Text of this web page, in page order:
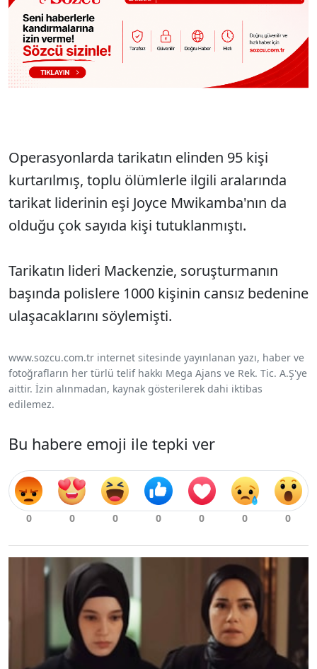
Operasyonlarda tarikatın elinden 95 kişi
kurtarılmış, toplu ölümlerle ilgili aralarında
tarikat liderinin eşi Joyce Mwikamba'nın da
olduğu çok sayıda kişi tutuklanmıştı.
Tarikatın lideri Mackenzie, soruşturmanın
başında polislere 1000 kişinin cansız bedenine
ulaşacaklarını söylemişti.
www.sozcu.com.tr internet sitesinde yayınlanan yazı, haber ve
fotoğrafların her türlü telif hakkı Mega Ajans ve Rek. Tic. A.Ş'ye
aittir. İzin alınmadan, kaynak gösterilerek dahi iktibas
edilemez.
Bu habere emoji ile tepki ver